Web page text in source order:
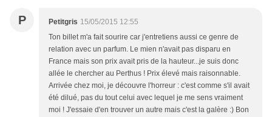
P Petitgris 15/05/2015 12:55
Ton billet m'a fait sourire car j'entretiens aussi ce genre de
relation avec un parfum. Le mien n'avait pas disparu en
France mais son prix avait pris de la hauteur...je suis donc
allée le chercher au Perthus ! Prix élevé mais raisonnable.
Arrivée chez moi, je découvre l'horreur : c'est comme s'il avait
été dilué, pas du tout celui avec lequel je me sens vraiment
moi ! J'essaie d'en trouver un autre mais c'est la galère :) Bon